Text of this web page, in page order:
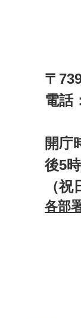
〒
電話
開庁
後5
（
各部